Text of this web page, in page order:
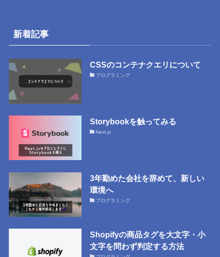
新着記事
CSSのコンテナクエリについて
プログラミング
Storybookを触ってみる
Next.js
3年勤めた会社を辞めて、新しい
環境へ
プログラミング
Shopifyの商品タグを大文字・小
文字を問わず判定する方法